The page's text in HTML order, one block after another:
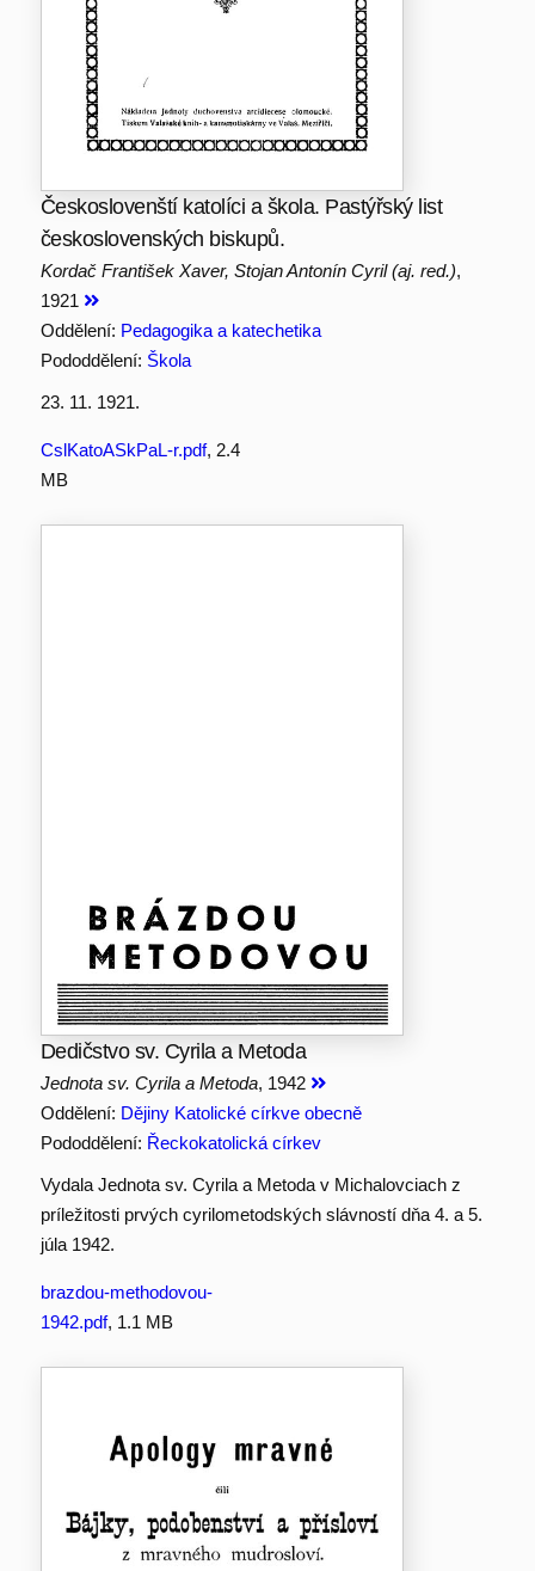
Českoslovenští katolíci a škola. Pastýřský list
československých biskupů.
Kordač František Xaver, Stojan Antonín Cyril (aj. red.),
1921
Oddělení: Pedagogika a katechetika
Pododdělení: Škola
23. 11. 1921.
CslKatoASkPaL-r.pdf, 2.4
MB
Dedičstvo sv. Cyrila a Metoda
Jednota sv. Cyrila a Metoda, 1942
Oddělení: Dějiny Katolické církve obecně
Pododdělení: Řeckokatolická církev
Vydala Jednota sv. Cyrila a Metoda v Michalovciach z
príležitosti prvých cyrilometodských slávností dňa 4. a 5.
júla 1942.
brazdou-methodovou-
1942.pdf, 1.1 MB